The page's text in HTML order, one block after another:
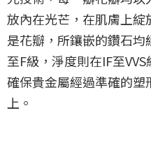
放內在光芒，在肌膚上
是花瓣，所鑲嵌的鑽石
至F級，淨度則在IF至
確保貴金屬經過準確的
上。